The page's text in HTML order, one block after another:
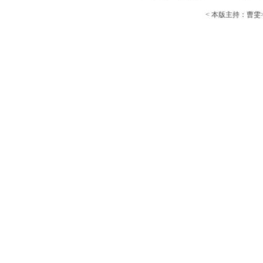
< 本版主持：曹雯